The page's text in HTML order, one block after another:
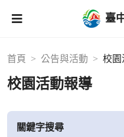
臺
首頁 公告與活動 校園
校園活動報導
關鍵字搜尋